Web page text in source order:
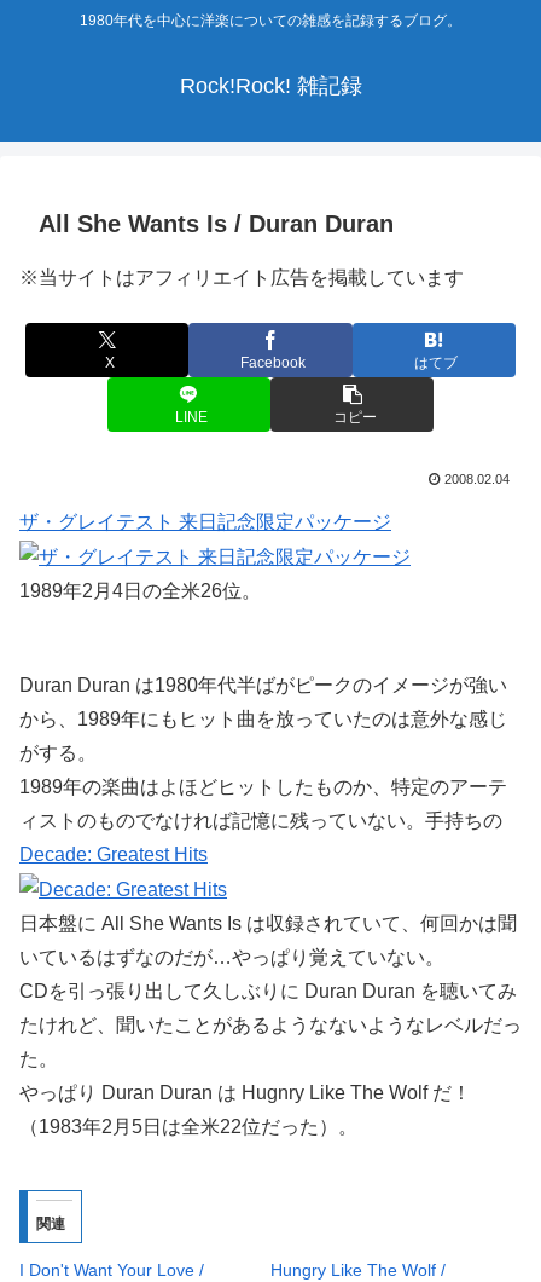
1980年代を中心に洋楽についての雑感を記録するブログ。
Rock!Rock! 雑記録
All She Wants Is / Duran Duran
※当サイトはアフィリエイト広告を掲載しています
X Facebook はてブ
LINE コピー
2008.02.04
ザ・グレイテスト 来日記念限定パッケージ
1989年2月4日の全米26位。
Duran Duran は1980年代半ばがピークのイメージが強い
から、1989年にもヒット曲を放っていたのは意外な感じ
がする。
1989年の楽曲はよほどヒットしたものか、特定のアーテ
ィストのものでなければ記憶に残っていない。手持ちの
Decade: Greatest Hits
日本盤に All She Wants Is は収録されていて、何回かは聞
いているはずなのだが…やっぱり覚えていない。
CDを引っ張り出して久しぶりに Duran Duran を聴いてみ
たけれど、聞いたことがあるようなないようなレベルだっ
た。
やっぱり Duran Duran は Hugnry Like The Wolf だ！
（1983年2月5日は全米22位だった）。
関連
I Don't Want Your Love /
Hungry Like The Wolf /